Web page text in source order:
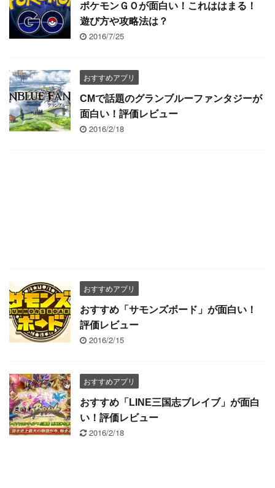
ポケモンＧＯが面白い！これははまる！
遊び方や攻略法は？
2016/7/25
おすすめアプリ
CMで話題のグランブルーファンタジーが
面白い！評価レビュー
2016/2/18
おすすめアプリ
おすすめ「サモンズボード」が面白い！
評価レビュー
2016/2/15
おすすめアプリ
おすすめ「LINE三国志ブレイブ」が面白
い！評価レビュー
2016/2/18